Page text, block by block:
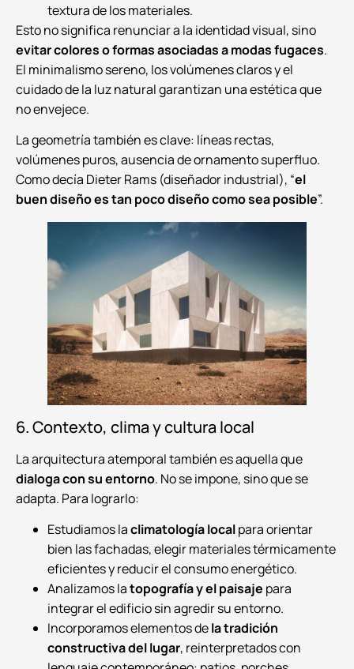
textura de los materiales.
Esto no significa renunciar a la identidad visual, sino
evitar colores o formas asociadas a modas fugaces.
El minimalismo sereno, los volúmenes claros y el
cuidado de la luz natural garantizan una estética que
no envejece.
La geometría también es clave: líneas rectas,
volúmenes puros, ausencia de ornamento superfluo.
Como decía Dieter Rams (diseñador industrial), “el
buen diseño es tan poco diseño como sea posible”.
6. Contexto, clima y cultura local
La arquitectura atemporal también es aquella que
dialoga con su entorno. No se impone, sino que se
adapta. Para lograrlo:
Estudiamos laclimatología localpara orientar
bien las fachadas, elegir materiales térmicamente
eficientes y reducir el consumo energético.
Analizamos latopografía y el paisaje para
integrar el edificio sin agredir su entorno.
Incorporamos elementos dela tradición
constructiva del lugar, reinterpretados con